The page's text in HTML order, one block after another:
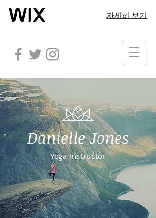
자세히 보기